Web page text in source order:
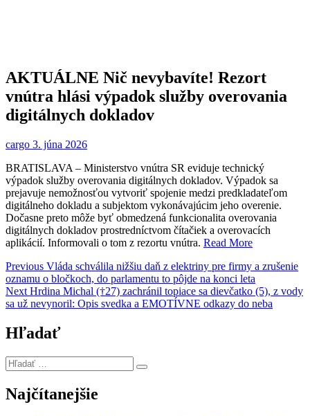
AKTUÁLNE Nič nevybavíte! Rezort
vnútra hlási výpadok služby overovania
digitálnych dokladov
cargo 3. júna 2026
BRATISLAVA – Ministerstvo vnútra SR eviduje technický
výpadok služby overovania digitálnych dokladov. Výpadok sa
prejavuje nemožnosťou vytvoriť spojenie medzi predkladateľom
digitálneho dokladu a subjektom vykonávajúcim jeho overenie.
Dočasne preto môže byť obmedzená funkcionalita overovania
digitálnych dokladov prostredníctvom čítačiek a overovacích
aplikácií. Informovali o tom z rezortu vnútra. Read More
Navigácia
v
článku
Previous Previous
post:
Vláda schválila nižšiu daň z elektriny pre firmy a zrušenie
oznamu o bločkoch, do parlamentu to pôjde na konci leta
Next Next
post:
Hrdina Michal (†27) zachránil topiace sa dievčatko (5), z vody
sa už nevynoril: Opis svedka a EMOTÍVNE odkazy do neba
Hľadať
Hľadať
…
Najčítanejšie